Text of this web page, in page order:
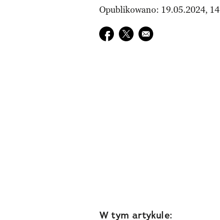
Opublikowano: 19.05.2024,
Udostępnij na facebook
Udostępnij na twitter
E-mail do przyjaciela
W tym artykule: